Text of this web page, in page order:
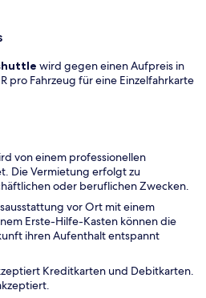
wird gegen einen Aufpreis in
pro Fahrzeug für eine Einzelfahrkarte
von einem professionellen
Die Vermietung erfolgt zu
oder beruflichen Zwecken.
vor Ort mit einem
Erste-Hilfe-Kasten können die
ihren Aufenthalt entspannt
Kreditkarten und Debitkarten.